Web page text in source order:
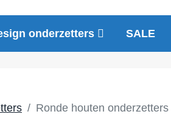
onderzetters SALE
Ronde houten onderzetters